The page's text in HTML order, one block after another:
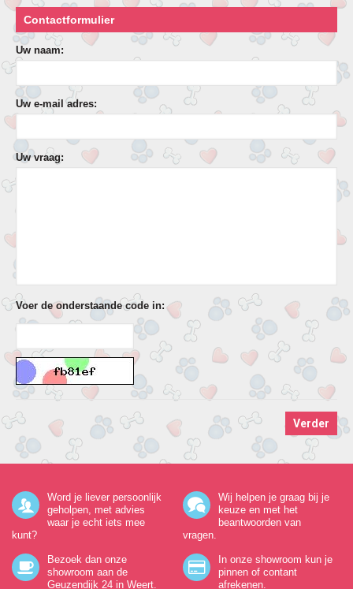
Contactformulier
Uw naam:
Uw e-mail adres:
Uw vraag:
Voer de onderstaande code in:
Word je liever persoonlijk
geholpen, met advies
waar je echt iets mee
kunt?
Wij helpen je graag bij je
keuze en met het
beantwoorden van
vragen.
Bezoek dan onze
showroom aan de
Geuzendijk 24 in Weert.
In onze showroom kun je
pinnen of contant
afrekenen.